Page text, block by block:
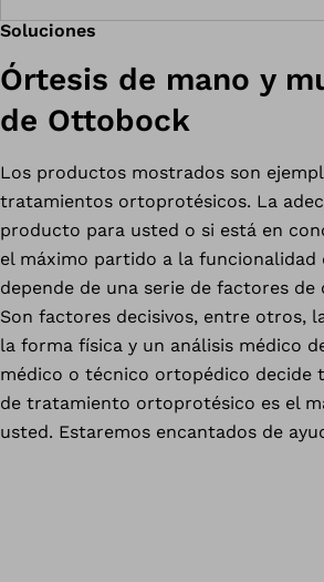
Soluciones
Órtesis de mano y
de Ottobock
Los productos mostrados son
tratamientos ortoprotésicos. La
producto para usted o si está en
el máximo partido a la
depende de una serie de factores
Son factores decisivos, entre otros,
la forma física y un análisis médico
médico o técnico ortopédico decide
de tratamiento ortoprotésico es el
usted. Estaremos encantados de